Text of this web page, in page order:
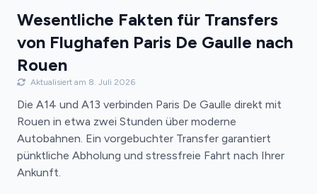
Wesentliche Fakten für Transfers
von Flughafen Paris De Gaulle nach
Rouen
Aktualisiert am 8. Juli 2026
Die A14 und A13 verbinden Paris De Gaulle direkt mit
Rouen in etwa zwei Stunden über moderne
Autobahnen. Ein vorgebuchter Transfer garantiert
pünktliche Abholung und stressfreie Fahrt nach Ihrer
Ankunft.